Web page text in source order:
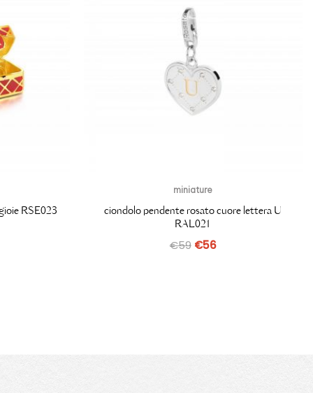
RSE023
miniature
ciondolo pendente rosato cuore lettera U
RAL021
€59 €56